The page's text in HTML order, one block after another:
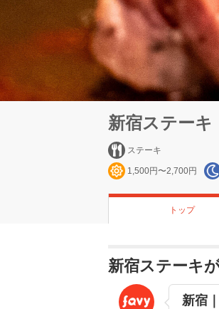
新宿ステーキ
ステーキ
1,500円〜2,700円
トップ
新宿ステーキ
新宿